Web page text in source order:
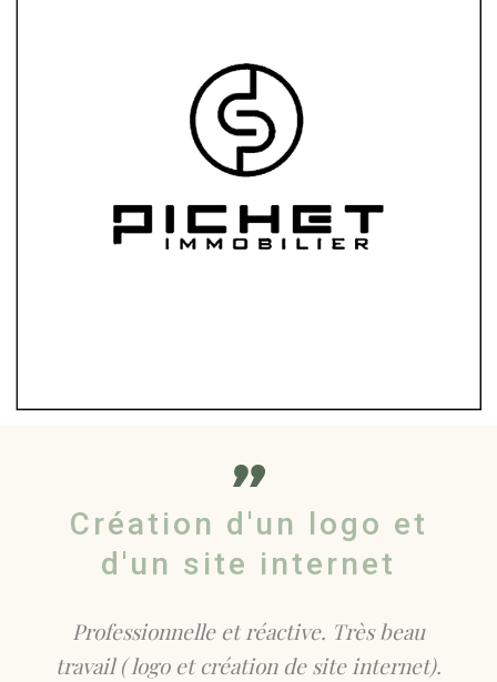
Création d'un logo et
d'un site internet
Professionnelle et réactive. Très beau
travail ( logo et création de site internet).